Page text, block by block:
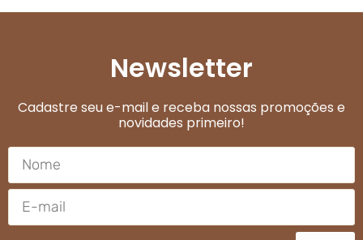
Newsletter
Cadastre seu e-mail e receba nossas promoções e
novidades primeiro!